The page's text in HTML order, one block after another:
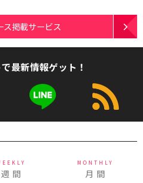
ス掲載サービス
最新情報ゲット！
週 間
MONTHLY
月 間